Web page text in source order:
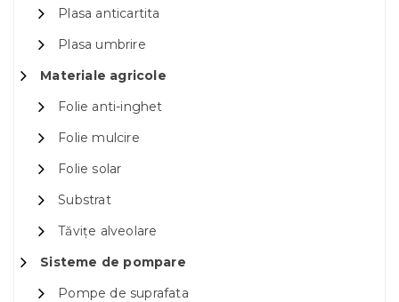
Plasa anticartita
Plasa umbrire
Materiale agricole
Folie anti-inghet
Folie mulcire
Folie solar
Substrat
Tăvițe alveolare
Sisteme de pompare
Pompe de suprafata